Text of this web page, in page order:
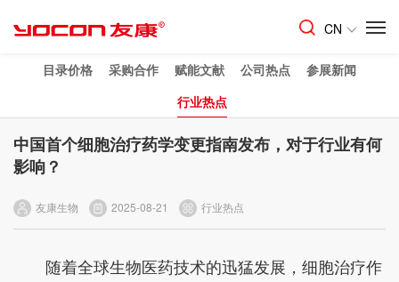
CN
目录价格 采购合作 赋能文献 公司热点
参展新闻
行业热点
中国首个细胞治疗药学变更指南发布，对于行业有何
影响？
友康生物 2025-08-21 行业热点
随着全球生物医药技术的迅猛发展，细胞治疗作